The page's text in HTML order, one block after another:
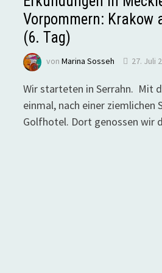
Vorpommern: Krakow
(6. Tag)
vonMarina Sosseh 27. Juli
Wir starteten in Serrahn. Mit
einmal, nach einer ziemlichen
Golfhotel. Dort genossen wir